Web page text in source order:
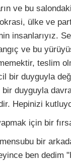
ve bu
ülke ve
insanlarıyız.
ve bu
teslim
bir duyguyla
duyguyla
Hepinizi
için bir
bir
ben dedim